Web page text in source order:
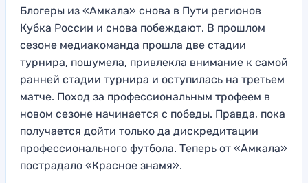
Блогеры из «Амкала» снова в Пути регионов
Кубка России и снова побеждают. В прошлом
сезоне медиакоманда прошла две стадии
турнира, пошумела, привлекла внимание к самой
ранней стадии турнира и оступилась на третьем
матче. Поход за профессиональным трофеем в
новом сезоне начинается с победы. Правда, пока
получается дойти только да дискредитации
профессионального футбола. Теперь от «Амкала»
пострадало «Красное знамя».